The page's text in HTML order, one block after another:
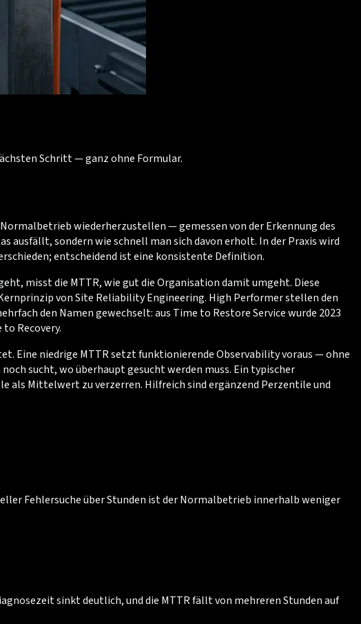
Schritt — ganz ohne Formular.
wiederherzustellen — gemessen von der Erkennung des
sondern wie schnell man sich davon erholt. In der Praxis wird
entscheidend ist eine konsistente Definition.
misst die MTTR, wie gut die Organisation damit umgeht. Diese
von Site Reliability Engineering. High Performer stellen den
den Namen gewechselt: aus Time to Restore Service wurde 2023
Recovery.
Eine niedrige MTTR setzt funktionierende Observability voraus — ohne
sucht, wo überhaupt gesucht werden muss. Ein typischer
als Mittelwert zu verzerren. Hilfreich sind ergänzend Perzentile und
Fehlersuche über Stunden ist der Normalbetrieb innerhalb weniger
sinkt deutlich, und die MTTR fällt von mehreren Stunden auf